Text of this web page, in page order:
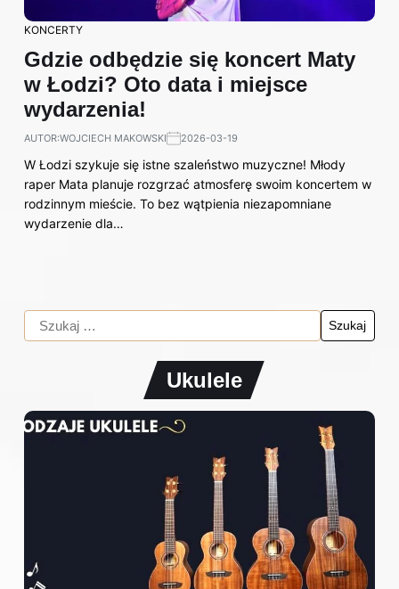
KONCERTY
Gdzie odbędzie się koncert Maty
w Łodzi? Oto data i miejsce
wydarzenia!
AUTOR:WOJCIECH MAKOWSKI 2026-03-19
W Łodzi szykuje się istne szaleństwo muzyczne! Młody
raper Mata planuje rozgrzać atmosferę swoim koncertem w
rodzinnym mieście. To bez wątpienia niezapomniane
wydarzenie dla…
Ukulele